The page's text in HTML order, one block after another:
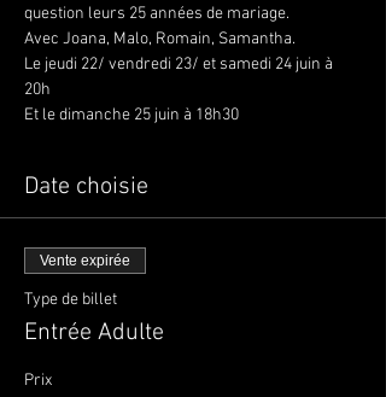
question leurs 25 années de mariage.
Avec Joana, Malo, Romain, Samantha.
Le jeudi 22/ vendredi 23/ et samedi 24 juin à
20h
Et le dimanche 25 juin à 18h30
Date choisie
Vente expirée
Type de billet
Entrée Adulte
Prix